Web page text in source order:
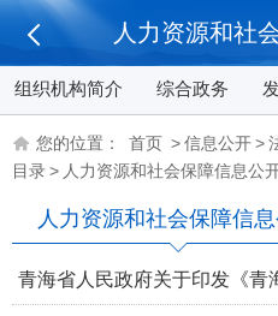
人力资源和社
组织机构简介 综合政务
您的位置： 首页 >信息公开>
目录> 人力资源和社会保障信息公
人力资源和社会保障信
青海省人民政府关于印发《青